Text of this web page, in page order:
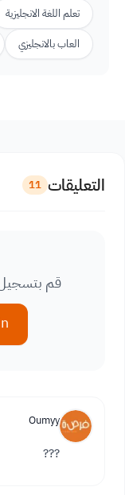
تعلم اللغة الانجليزية
العاب بالانجليزي
التعليقات 11
قم
Oumyy
???